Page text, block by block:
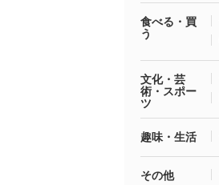
食べる・買
う
文化・芸
術・スポー
ツ
趣味・生活
その他